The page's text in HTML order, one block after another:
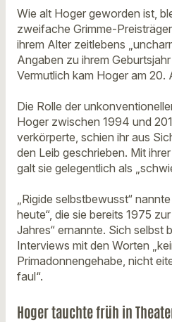
Wie alt Hoger geworden ist,
zweifache Grimme-
ihrem Alter zeitlebens
Angaben zu ihrem
Vermutlich kam Hoger am 20.
Die Rolle der
Hoger zwischen 1994 und
verkörperte, schien ihr aus
den Leib geschrieben. Mit
galt sie gelegentlich als
„Rigide selbstbewusst“
heute“, die sie bereits 1975
Jahres“ ernannte. Sich selbst
Interviews mit den Worten
Primadonnengehabe, nicht
faul“.
Hoger tauchte früh in